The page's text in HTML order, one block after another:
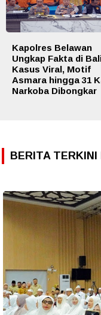
Kapolres Belawan
Ungkap Fakta di
Kasus Viral, Motif
Asmara hingga 31
Narkoba Dibongkar
BERITA